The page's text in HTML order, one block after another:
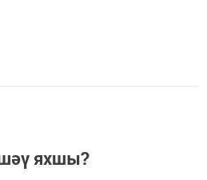
яхшы?